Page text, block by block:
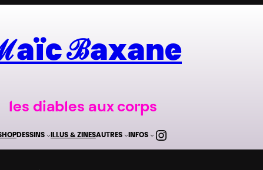
ℬaxane
les diables aux corps
DESSINS ILLUS & ZINESAUTRES INFOS Instagram